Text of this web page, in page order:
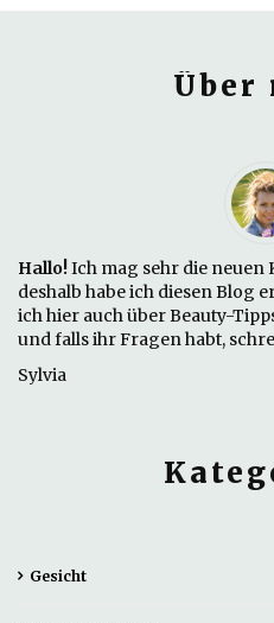
Über
Hallo!Ich mag sehr die neuen
deshalb habe ich diesen Blog
ich hier auch über Beauty-
und falls ihr Fragen habt,
Sylvia
Gesicht